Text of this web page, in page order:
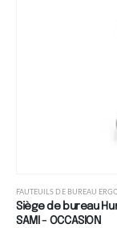
FAUTEUILS DE BUREAU
Siège de bureau
SAMI - OCCASION